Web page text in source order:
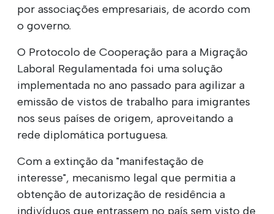
por associações empresariais, de acordo com
o governo.
O Protocolo de Cooperação para a Migração
Laboral Regulamentada foi uma solução
implementada no ano passado para agilizar a
emissão de vistos de trabalho para imigrantes
nos seus países de origem, aproveitando a
rede diplomática portuguesa.
Com a extinção da "manifestação de
interesse", mecanismo legal que permitia a
obtenção de autorização de residência a
indivíduos que entrassem no país sem visto de